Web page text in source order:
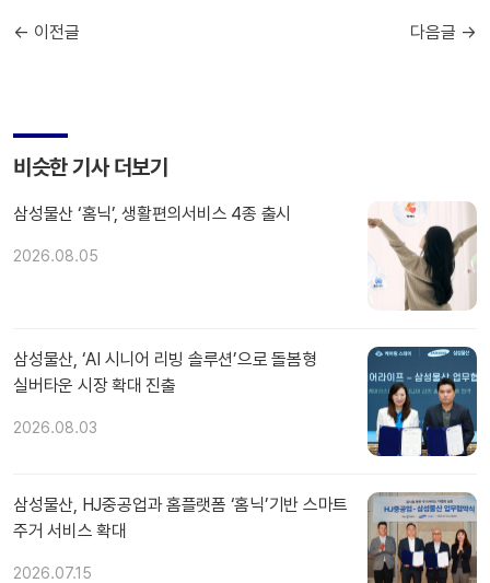
← 이전글 다음글 →
비슷한 기사 더보기
삼성물산 ‘홈닉’, 생활편의서비스 4종 출시
2026.08.05
삼성물산, ‘AI 시니어 리빙 솔루션’으로 돌봄형
실버타운 시장 확대 진출
2026.08.03
삼성물산, HJ중공업과 홈플랫폼 ‘홈닉’기반 스마트
주거 서비스 확대
2026.07.15